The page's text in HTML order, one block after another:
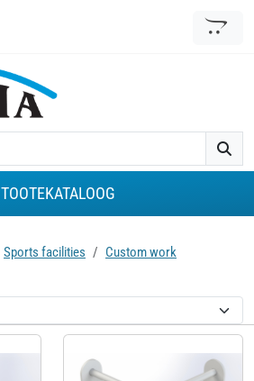
TOOTEKATALOOG
Sports facilities
Custom work